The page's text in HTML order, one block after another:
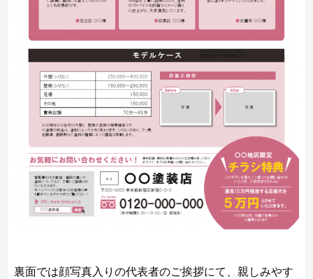
裏面では顔写真入りの代表者のご挨拶にて、親しみやす